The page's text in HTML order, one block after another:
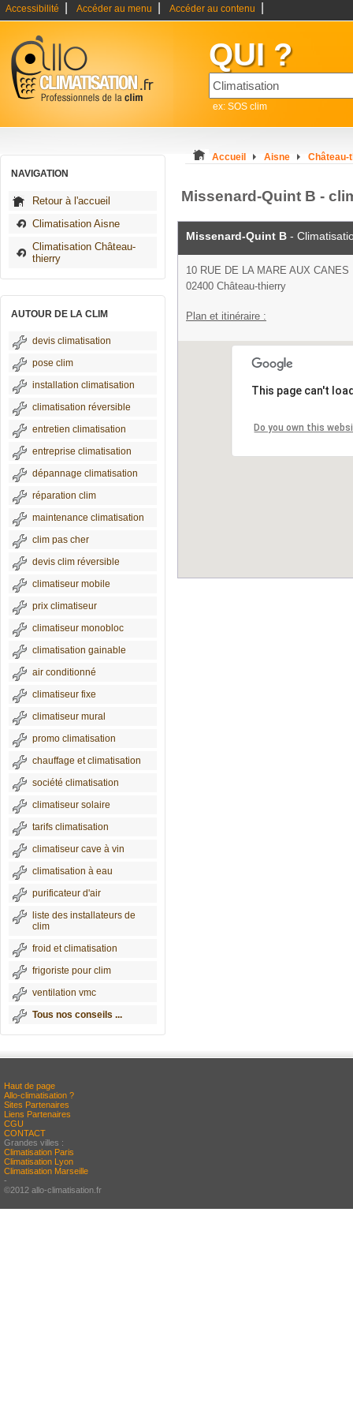
Accessibilité Accéder au menu Accéder au contenu
QUI ?
ex: SOS clim
NAVIGATION
Retour à l'accueil
Climatisation Aisne
Climatisation Château-
thierry
AUTOUR DE LA CLIM
devis climatisation
pose clim
installation climatisation
climatisation réversible
entretien climatisation
entreprise climatisation
dépannage climatisation
réparation clim
maintenance climatisation
clim pas cher
devis clim réversible
climatiseur mobile
prix climatiseur
climatiseur monobloc
climatisation gainable
air conditionné
climatiseur fixe
climatiseur mural
promo climatisation
chauffage et climatisation
société climatisation
climatiseur solaire
tarifs climatisation
climatiseur cave à vin
climatisation à eau
purificateur d'air
liste des installateurs de
clim
froid et climatisation
frigoriste pour clim
ventilation vmc
Tous nos conseils ...
Accueil Aisne Château-
Missenard-Quint B -
Missenard-Quint B -
10 RUE DE LA MARE AUX CANES
02400 Château-thierry
Plan et itinéraire :
This page can't
Do you own this
Haut de page
Allo-climatisation ?
Sites Partenaires
Liens Partenaires
CGU
CONTACT
Grandes villes :
Climatisation Paris
Climatisation Lyon
Climatisation Marseille
-
©2012 allo-climatisation.fr